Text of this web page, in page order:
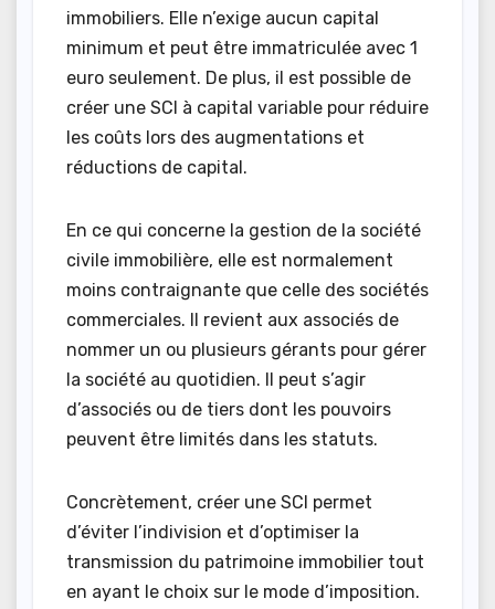
immobiliers. Elle n’exige aucun capital
minimum et peut être immatriculée avec 1
euro seulement. De plus, il est possible de
créer une SCI à capital variable pour réduire
les coûts lors des augmentations et
réductions de capital.
En ce qui concerne la gestion de la société
civile immobilière, elle est normalement
moins contraignante que celle des sociétés
commerciales. Il revient aux associés de
nommer un ou plusieurs gérants pour gérer
la société au quotidien. Il peut s’agir
d’associés ou de tiers dont les pouvoirs
peuvent être limités dans les statuts.
Concrètement, créer une SCI permet
d’éviter l’indivision et d’optimiser la
transmission du patrimoine immobilier tout
en ayant le choix sur le mode d’imposition.